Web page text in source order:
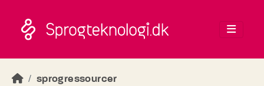
sprogressourcer